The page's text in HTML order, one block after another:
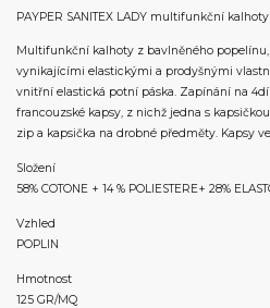
PAYPER SANITEX LADY multifunkční
Multifunkční kalhoty z bavlněného popelínu,
vynikajícími elastickými a prodyšnými
vnitřní elastická potní páska. Zapínání na
francouzské kapsy, z nichž jedna s
zip a kapsička na drobné předměty. Kapsy
Složení
58% COTONE + 14 % POLIESTERE+ 28%
Vzhled
POPLIN
Hmotnost
125 GR/MQ